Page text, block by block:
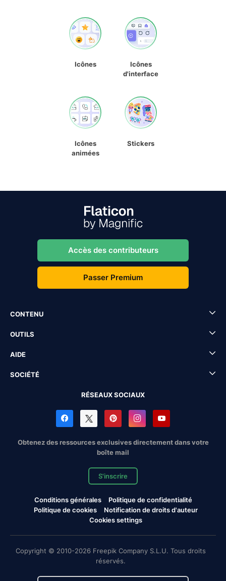
Icônes
Icônes
d'interface
Icônes
animées
Stickers
Accès des contributeurs
Passer Premium
CONTENU
OUTILS
AIDE
SOCIÉTÉ
RÉSEAUX SOCIAUX
Obtenez des ressources exclusives directement dans votre
boîte mail
S'inscrire
Conditions générales
Politique de confidentialité
Politique de cookies
Notification de droits d'auteur
Cookies settings
Copyright © 2010-2026 Freepik Company S.L.U. Tous droits
réservés.